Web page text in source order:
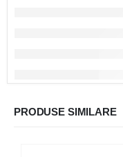
PRODUSE SIMILARE